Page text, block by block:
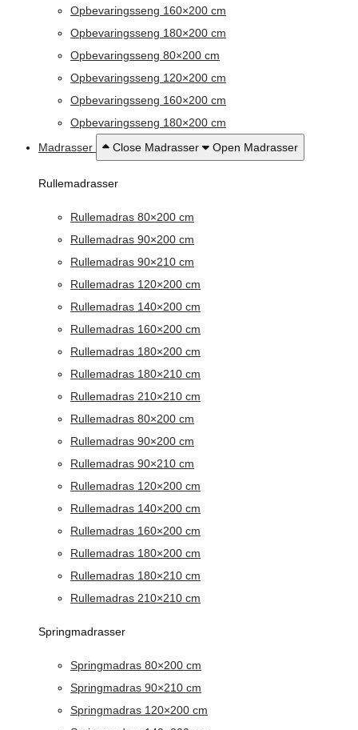
Opbevaringsseng 160×200 cm
Opbevaringsseng 180×200 cm
Opbevaringsseng 80×200 cm
Opbevaringsseng 120×200 cm
Opbevaringsseng 160×200 cm
Opbevaringsseng 180×200 cm
Madrasser
Close Madrasser Open Madrasser
Rullemadrasser
Rullemadras 80×200 cm
Rullemadras 90×200 cm
Rullemadras 90×210 cm
Rullemadras 120×200 cm
Rullemadras 140×200 cm
Rullemadras 160×200 cm
Rullemadras 180×200 cm
Rullemadras 180×210 cm
Rullemadras 210×210 cm
Rullemadras 80×200 cm
Rullemadras 90×200 cm
Rullemadras 90×210 cm
Rullemadras 120×200 cm
Rullemadras 140×200 cm
Rullemadras 160×200 cm
Rullemadras 180×200 cm
Rullemadras 180×210 cm
Rullemadras 210×210 cm
Springmadrasser
Springmadras 80×200 cm
Springmadras 90×210 cm
Springmadras 120×200 cm